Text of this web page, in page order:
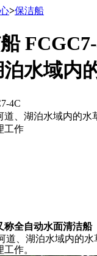
>保洁船
水域内
4C
道、湖泊水域内的水
工作
称全自动水面清洁船
道、湖泊水域内的
作。